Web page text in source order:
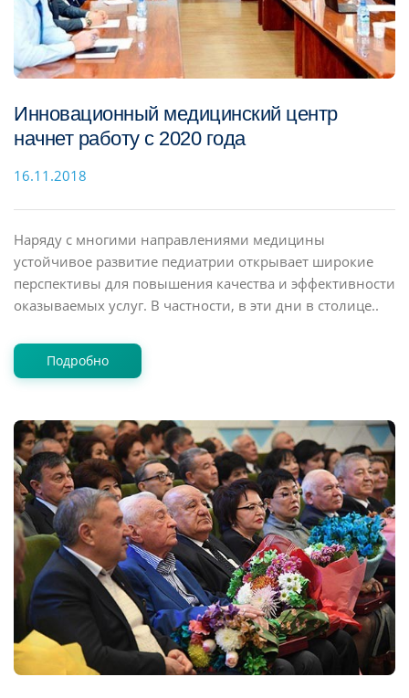
Инновационный медицинский центр
начнет работу с 2020 года
16.11.2018
Наряду с многими направлениями медицины
устойчивое развитие педиатрии открывает широкие
перспективы для повышения качества и эффективности
оказываемых услуг. В частности, в эти дни в столице..
Подробно